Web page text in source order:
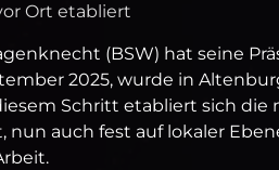
Ort etabliert
(BSW) hat seine
2025, wurde in
Schritt etabliert sich die
nun auch fest auf lokaler